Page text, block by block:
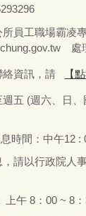
所員工職場霸凌
處
資訊，請 【
週五 (週六、日
時間：中午12 :
請以行政院人
上午8： 00 ~ 8：